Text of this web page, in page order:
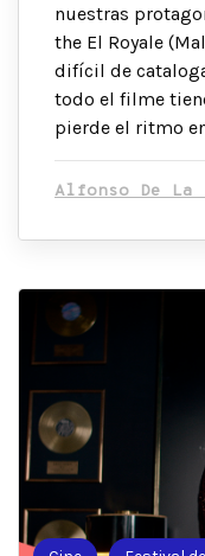
nuestras
the El Royale
difícil de
todo el filme
pierde el ritmo
Alfonso De La